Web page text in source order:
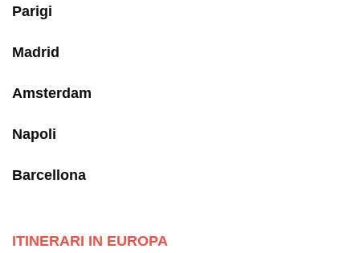
Parigi
Madrid
Amsterdam
Napoli
Barcellona
ITINERARI IN EUROPA